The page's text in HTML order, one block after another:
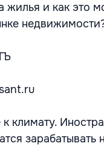
жилья и как это
климату.
зарабатывать